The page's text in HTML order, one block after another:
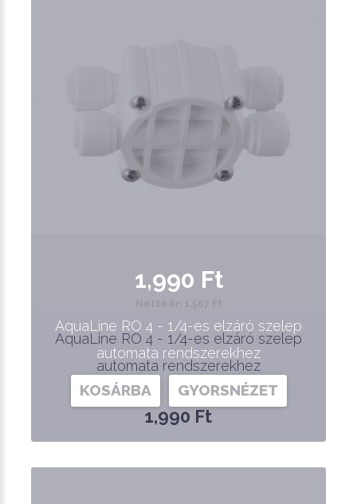
AquaLine RO 4 - 1/4-es elzáró szelep
automata rendszerekhez
1,990 Ft
1,990 Ft
Nettó ár: 1,567 Ft
AquaLine RO 4 - 1/4-es elzáró szelep
automata rendszerekhez
KOSÁRBA GYORSNÉZET